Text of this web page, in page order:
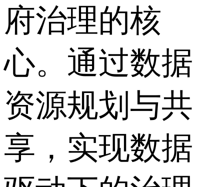
府治理的核
心。通过数据
资源规划与共
享，实现数据